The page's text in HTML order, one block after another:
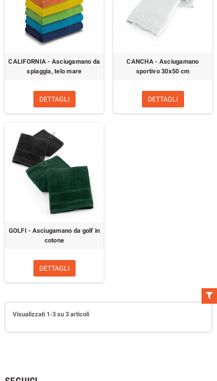
CALIFORNIA - Asciugamano da
spiaggia, telo mare
DETTAGLI
CANCHA - Asciugamano
sportivo 30x50 cm
DETTAGLI
GOLFI - Asciugamano da golf in
cotone
DETTAGLI
Visualizzati 1-3 su 3 articoli